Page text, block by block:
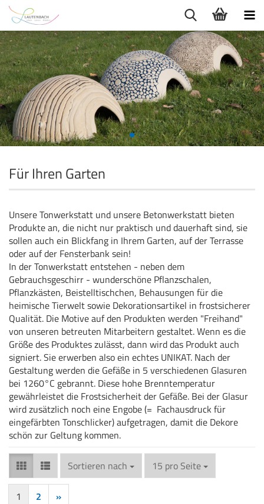
Für Ihren Garten
Unsere Tonwerkstatt und unsere Betonwerkstatt bieten
Produkte an, die nicht nur praktisch und dauerhaft sind, sie
sollen auch ein Blickfang in Ihrem Garten, auf der Terrasse
oder auf der Fensterbank sein!
In der Tonwerkstatt entstehen - neben dem
Gebrauchsgeschirr - wunderschöne Pflanzschalen,
Pflanzkästen, Beistelltischchen, Behausungen für die
heimische Tierwelt sowie Dekorationsartikel in frostsicherer
Qualität. Die Motive auf den Produkten werden "Freihand"
von unseren betreuten Mitarbeitern gestaltet. Wenn es die
Größe des Produktes zulässt, dann wird das Produkt auch
signiert. Sie erwerben also ein echtes UNIKAT. Nach der
Gestaltung werden die Gefäße in 5 verschiedenen Glasuren
bei 1260°C gebrannt. Diese hohe Brenntemperatur
gewährleistet die Frostsicherheit der Gefäße. Bei der Glasur
wird zusätzlich noch eine Engobe (= Fachausdruck für
eingefärbten Tonschlicker) aufgetragen, damit die Dekore
schön zur Geltung kommen.
Sortieren nach
Sortieren nach 15 pro Seite
pro Seite
1 2 »